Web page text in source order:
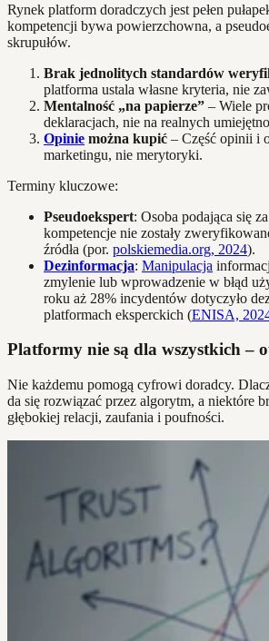
Rynek platform doradczych jest pełen
kompetencji bywa powierzchowna, a
skrupułów.
Brak jednolitych standardów
platforma ustala własne kryteria, nie
Mentalność „na papierze” – Wiele
deklaracjach, nie na realnych
Opinie można kupić – Część opinii i
marketingu, nie merytoryki.
Terminy kluczowe:
Pseudoekspert: Osoba podająca się
kompetencje nie zostały
źródła (por. polskiemedia.org, 2024).
Dezinformacja: Manipulacja
zmylenie lub wprowadzenie w błąd
roku aż 28% incydentów dotyczyło
platformach eksperckich (ENISA,
Platformy nie są dla wszystkich –
Nie każdemu pomogą cyfrowi doradcy.
da się rozwiązać przez algorytm, a niektóre
głębokiej relacji, zaufania i poufności.